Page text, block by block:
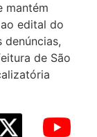
mantém
edital do
denúncias,
de São